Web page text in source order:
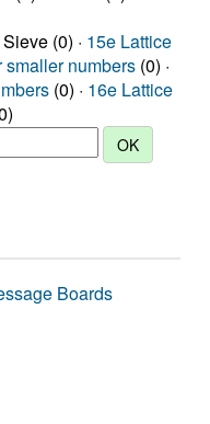
(0) · 15e Lattice
smaller numbers (0) ·
(0) · 16e Lattice
Boards